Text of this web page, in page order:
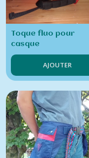
Toque fluo pour
casque
d'équitation,
AJOUTER